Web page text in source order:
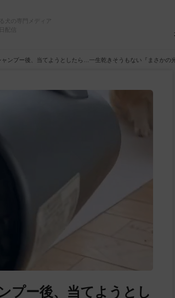
犬の専門メディア
配信
ンプー後、当てようとしたら…一生乾きそうもない『まさかの
プー後、当てようとし